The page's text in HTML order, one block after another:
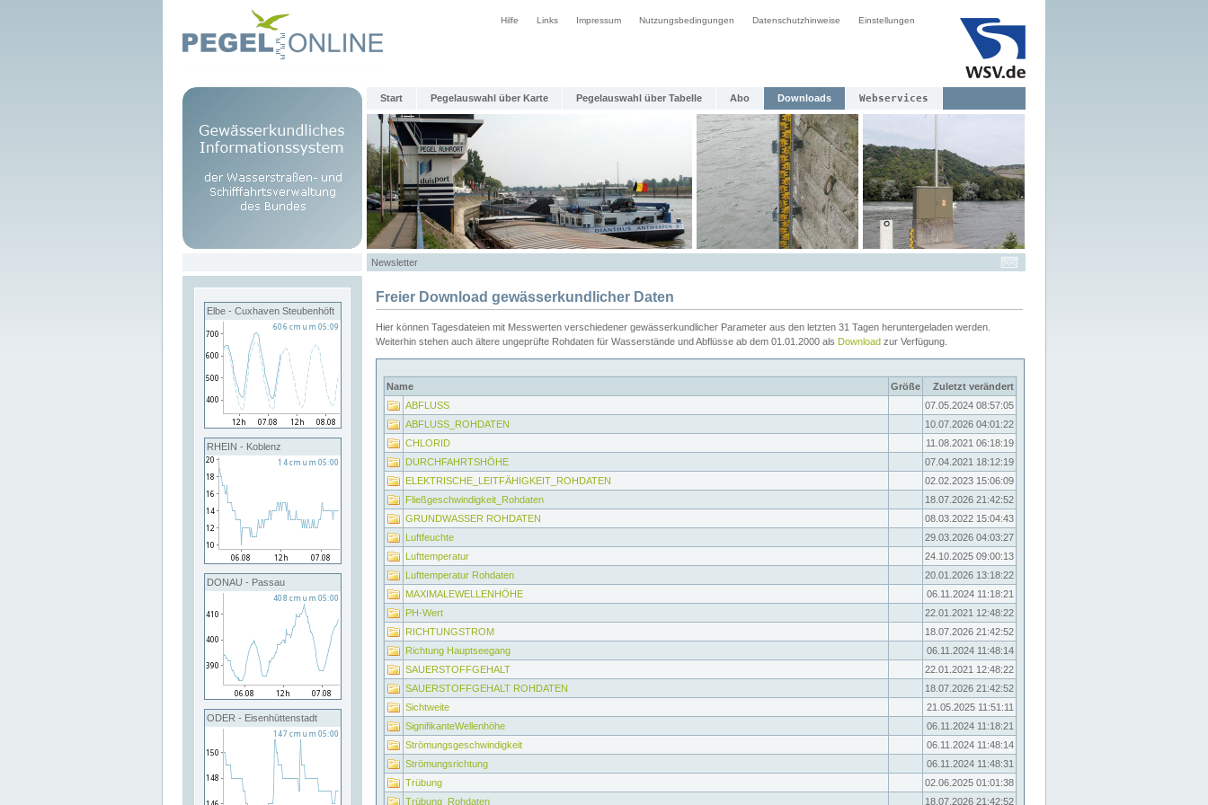
Hilfe Links Impressum Nutzungsbedingungen Datenschutzhinweise Einstellungen
Start Pegelauswahl über Karte Pegelauswahl über Tabelle Abo Downloads Webservices
Newsletter
Elbe - Cuxhaven Steubenhöft
RHEIN - Koblenz
DONAU - Passau
ODER - Eisenhüttenstadt
Freier Download gewässerkundlicher Daten
Hier können Tagesdateien mit Messwerten verschiedener gewässerkundlicher Parameter aus den letzten 31 Tagen heruntergeladen werden.
Weiterhin stehen auch ältere ungeprüfte Rohdaten für Wasserstände und Abflüsse ab dem 01.01.2000 als Download zur Verfügung.
Name Größe
Zuletzt verändert
ABFLUSS
07.05.2024 08:57:05
ABFLUSS_ROHDATEN
10.07.2026 04:01:22
CHLORID
11.08.2021 06:18:19
DURCHFAHRTSHÖHE
07.04.2021 18:12:19
ELEKTRISCHE_LEITFÄHIGKEIT_ROHDATEN
02.02.2023 15:06:09
Fließgeschwindigkeit_Rohdaten
18.07.2026 21:42:52
GRUNDWASSER ROHDATEN
08.03.2022 15:04:43
Luftfeuchte
29.03.2026 04:03:27
Lufttemperatur
24.10.2025 09:00:13
Lufttemperatur Rohdaten
20.01.2026 13:18:22
MAXIMALEWELLENHÖHE
06.11.2024 11:18:21
PH-Wert
22.01.2021 12:48:22
RICHTUNGSTROM
18.07.2026 21:42:52
Richtung Hauptseegang
06.11.2024 11:48:14
SAUERSTOFFGEHALT
22.01.2021 12:48:22
SAUERSTOFFGEHALT ROHDATEN
18.07.2026 21:42:52
Sichtweite
21.05.2025 11:51:11
SignifikanteWellenhöhe
06.11.2024 11:18:21
Strömungsgeschwindigkeit
06.11.2024 11:48:14
Strömungsrichtung
06.11.2024 11:48:31
Trübung
02.06.2025 01:01:38
Trübung_Rohdaten
18.07.2026 21:42:52